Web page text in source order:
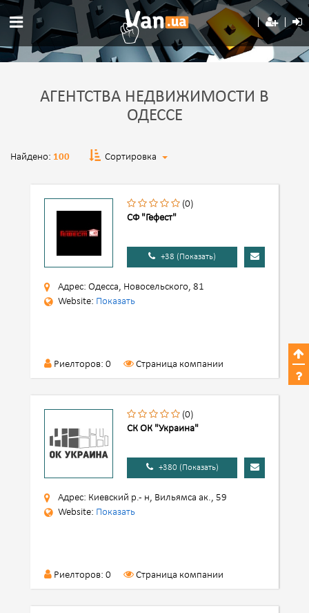
АГЕНТСТВА НЕДВИЖИМОСТИ В
ОДЕССЕ
Найдено: 100 Сортировка
(0)
СФ "Гефест"
+38 (Показать)
Адрес: Одесса, Новосельского, 81
Website: Показать
Риелторов: 0 Страница компании
(0)
СК ОК "Украина"
+380 (Показать)
Адрес: Киевский р.- н, Вильямса ак., 59
Website: Показать
Риелторов: 0 Страница компании